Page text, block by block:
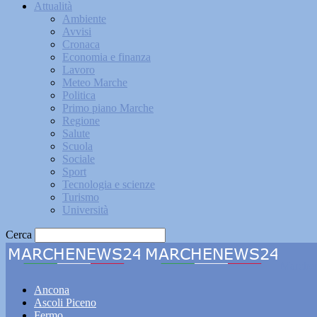
Attualità
Ambiente
Avvisi
Cronaca
Economia e finanza
Lavoro
Meteo Marche
Politica
Primo piano Marche
Regione
Salute
Scuola
Sociale
Sport
Tecnologia e scienze
Turismo
Università
Cerca
Ancona
Ascoli Piceno